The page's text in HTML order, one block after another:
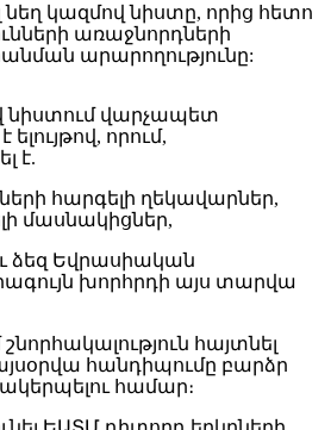
նեղ կազմով նիստը, որից հետո
առաջնորդների
արարողությունը:
նիստում վարչապետ
որում,
է.
հարգելի ղեկավարներ,
մասնակիցներ,
ձեզ Եվրասիական
խորհրդի այս տարվա
հայտնել
հանդիպումը բարձր
համար։